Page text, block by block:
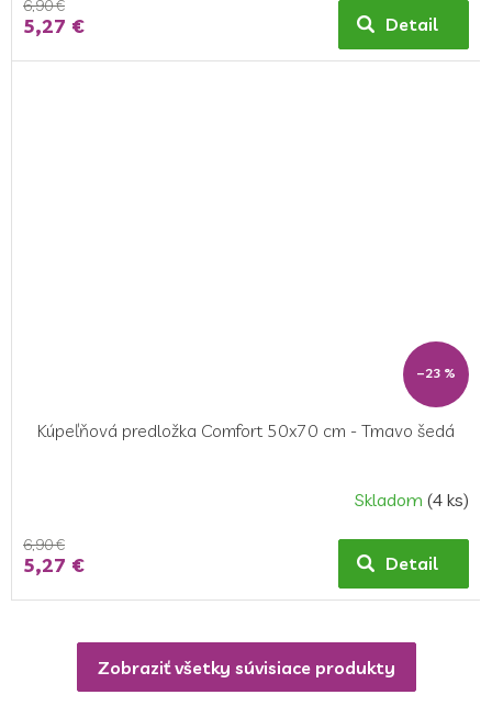
6,90 €
5,27 € Detail
–23 %
Kúpeľňová predložka Comfort 50x70 cm - Tmavo šedá
Skladom (4 ks)
6,90 €
5,27 € Detail
Zobraziť všetky súvisiace produkty